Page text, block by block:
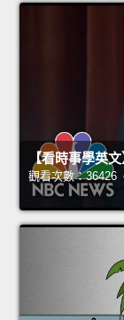
【看時事學英
觀看次數：36426